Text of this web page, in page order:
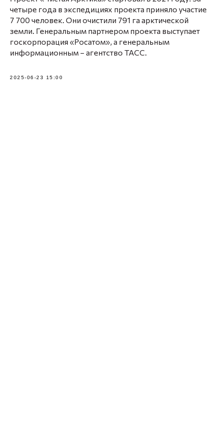
четыре года в экспедициях проекта приняло участие
7 700 человек. Они очистили 791 га арктической
земли. Генеральным партнером проекта выступает
госкорпорация «Росатом», а генеральным
информационным – агентство ТАСС.
2025-06-23 15:00